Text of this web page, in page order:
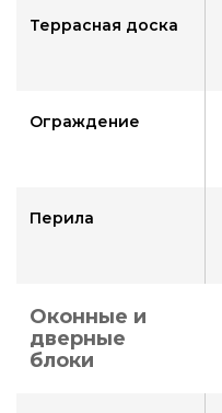
Террасная доска
Ограждение
Перила
Оконные и
дверные
блоки